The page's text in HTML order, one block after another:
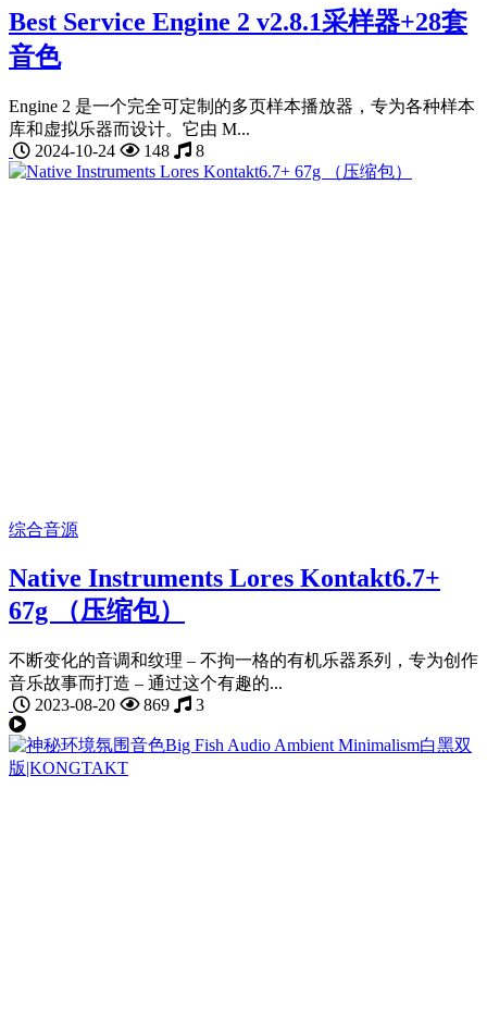
Best Service Engine 2 v2.8.1采样器+28套
音色
Engine 2 是一个完全可定制的多页样本播放器，专为各种样本
库和虚拟乐器而设计。它由 M...
2024-10-24
148 8
综合音源
Native Instruments Lores Kontakt6.7+
67g （压缩包）
不断变化的音调和纹理 – 不拘一格的有机乐器系列，专为创作
音乐故事而打造 – 通过这个有趣的...
2023-08-20
869 3